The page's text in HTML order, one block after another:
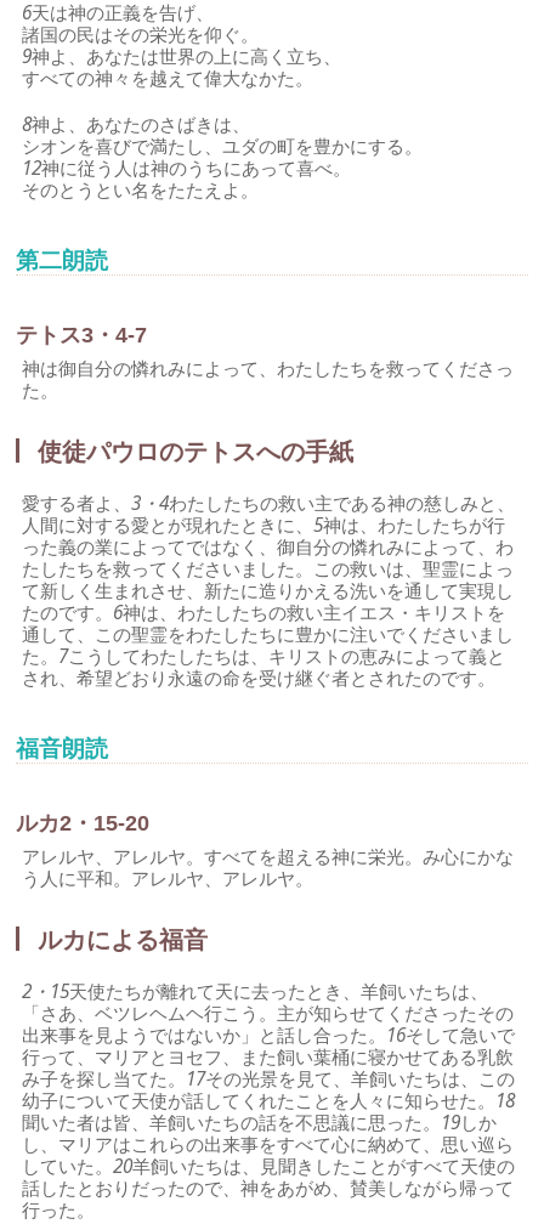
6天は神の正義を告げ、
諸国の民はその栄光を仰ぐ。
9神よ、あなたは世界の上に高く立ち、
すべての神々を越えて偉大なかた。
8神よ、あなたのさばきは、
シオンを喜びで満たし、ユダの町を豊かにする。
12神に従う人は神のうちにあって喜べ。
そのとうとい名をたたえよ。
第二朗読
テトス3・4-7
神は御自分の憐れみによって、わたしたちを救ってくださっ
た。
使徒パウロのテトスへの手紙
愛する者よ、3・4わたしたちの救い主である神の慈しみと、
人間に対する愛とが現れたときに、5神は、わたしたちが行
った義の業によってではなく、御自分の憐れみによって、わ
たしたちを救ってくださいました。この救いは、聖霊によっ
て新しく生まれさせ、新たに造りかえる洗いを通して実現し
たのです。 6神は、わたしたちの救い主イエス・キリストを
通して、この聖霊をわたしたちに豊かに注いでくださいまし
た。 7こうしてわたしたちは、キリストの恵みによって義と
され、希望どおり永遠の命を受け継ぐ者とされたのです。
福音朗読
ルカ2・15-20
アレルヤ、アレルヤ。すべてを超える神に栄光。み心にかな
う人に平和。アレルヤ、アレルヤ。
ルカによる福音
2・15天使たちが離れて天に去ったとき、羊飼いたちは、
「さあ、ベツレヘムヘ行こう。主が知らせてくださったその
出来事を見ようではないか」と話し合った。 16そして急いで
行って、マリアとヨセフ、また飼い葉桶に寝かせてある乳飲
み子を探し当てた。 17その光景を見て、羊飼いたちは、この
幼子について天使が話してくれたことを人々に知らせた。 18
聞いた者は皆、羊飼いたちの話を不思議に思った。 19しか
し、マリアはこれらの出来事をすべて心に納めて、思い巡ら
していた。20羊飼いたちは、見聞きしたことがすべて天使の
話したとおりだったので、神をあがめ、賛美しながら帰って
行った。